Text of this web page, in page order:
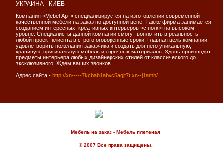
УКРАИНА - КИЕВ
Компания «Mebel Арт» специализируется на изготовлении современной
качественной мебели на заказ по доступной цене. Также фирма занимается
созданием интересных, креативных интерьеров «с ноля» на высоком
уровне. Специалисты данной компании смогут воплотить в реальность
любой проект клиента в строго оговоренные сроки. Главная цель компании –
удовлетворить пожелания заказчика и создать для него уникальную,
красивую, оригинальную мебель из прочных материалов. Здесь производят
предметы интерьера любых дизайнерских стилей от классического до
эксклюзивного. Ждем ваших звонков.
Адрес сайта - http://xn-----7kcbab1abvc5agjt7t.xn--j1amh/
Мебель на заказ - Мебель плетеная
© 2007 Все права защищены.